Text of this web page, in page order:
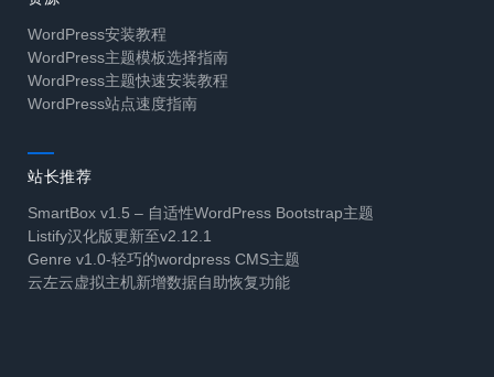
WordPress安装教程
WordPress主题模板选择指南
WordPress主题快速安装教程
WordPress站点速度指南
站长推荐
SmartBox v1.5 – 自适性WordPress Bootstrap主题
Listify汉化版更新至v2.12.1
Genre v1.0-轻巧的wordpress CMS主题
云左云虚拟主机新增数据自助恢复功能